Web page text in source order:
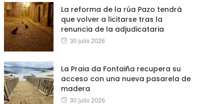
La reforma de la rúa Pazo tendrá
que volver a licitarse tras la
renuncia de la adjudicataria
Posted
30 julio 2026
La Praia da Fontaiña recupera su
acceso con una nueva pasarela de
madera
Posted
30 julio 2026